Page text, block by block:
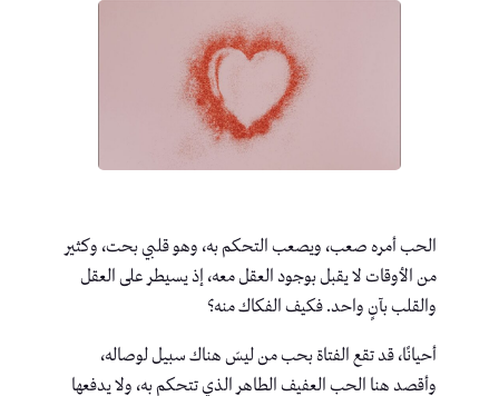
الحب أمره صعب، ويصعب التحكم به، وهو قلبي بحت، وكثير
من الأوقات لا يقبل بوجود العقل معه، إذ يسيطر على العقل
والقلب بآنٍ واحد. فكيف الفكاك منه؟
أحيانًا، قد تقع الفتاة بحب من ليسَ هناك سبيل لوصاله،
وأقصد هنا الحب العفيف الطاهر الذي تتحكم به، ولا يدفعها